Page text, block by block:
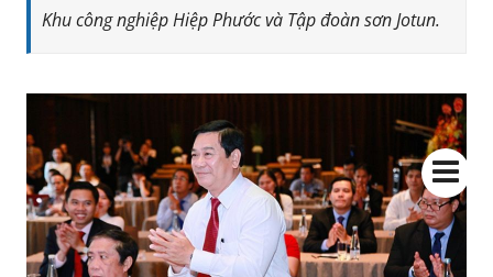
Khu công nghiệp Hiệp Phước và Tập đoàn sơn Jotun.